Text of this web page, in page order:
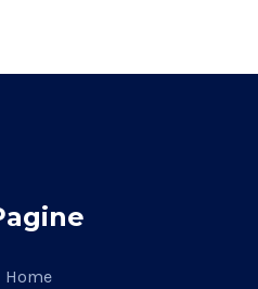
Home